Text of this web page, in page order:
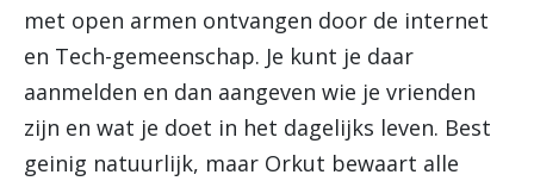
met open armen ontvangen door de internet
en Tech-gemeenschap. Je kunt je daar
aanmelden en dan aangeven wie je vrienden
zijn en wat je doet in het dagelijks leven. Best
geinig natuurlijk, maar Orkut bewaart alle